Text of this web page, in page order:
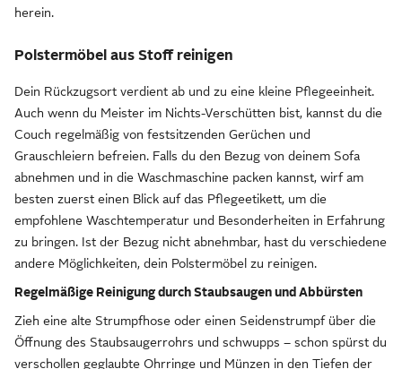
herein.
Polstermöbel aus Stoff reinigen
Dein Rückzugsort verdient ab und zu eine kleine Pflegeeinheit.
Auch wenn du Meister im Nichts-Verschütten bist, kannst du die
Couch regelmäßig von festsitzenden Gerüchen und
Grauschleiern befreien. Falls du den Bezug von deinem Sofa
abnehmen und in die Waschmaschine packen kannst, wirf am
besten zuerst einen Blick auf das Pflegeetikett, um die
empfohlene Waschtemperatur und Besonderheiten in Erfahrung
zu bringen. Ist der Bezug nicht abnehmbar, hast du verschiedene
andere Möglichkeiten, dein Polstermöbel zu reinigen.
Regelmäßige Reinigung durch Staubsaugen und Abbürsten
Zieh eine alte Strumpfhose oder einen Seidenstrumpf über die
Öffnung des Staubsaugerrohrs und schwupps – schon spürst du
verschollen geglaubte Ohrringe und Münzen in den Tiefen der